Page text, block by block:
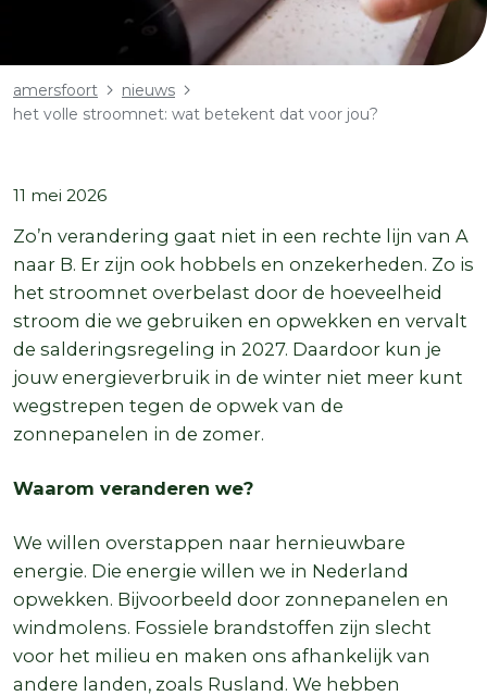
Kruimelpad
amersfoort
nieuws
het volle stroomnet: wat betekent dat voor jou?
11 mei 2026
Zo’n verandering gaat niet in een rechte lijn van A
naar B. Er zijn ook hobbels en onzekerheden. Zo is
het stroomnet overbelast door de hoeveelheid
stroom die we gebruiken en opwekken en vervalt
de salderingsregeling in 2027. Daardoor kun je
jouw energieverbruik in de winter niet meer kunt
wegstrepen tegen de opwek van de
zonnepanelen in de zomer.
Waarom veranderen we?
We willen overstappen naar hernieuwbare
energie. Die energie willen we in Nederland
opwekken. Bijvoorbeeld door zonnepanelen en
windmolens. Fossiele brandstoffen zijn slecht
voor het milieu en maken ons afhankelijk van
andere landen, zoals Rusland. We hebben